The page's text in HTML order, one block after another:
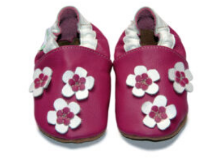
à
28.50€